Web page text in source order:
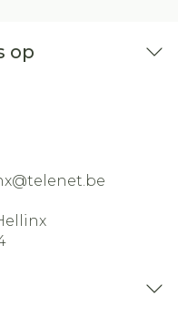
op
telenet.be